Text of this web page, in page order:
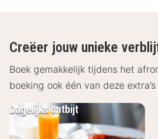
hotel zijn iconische
Brandenburger Tor,
toren goed bereikbaar. Ook de
hippe gebied rondom
korte afstand. Voor een avondje
theaters, bars en restaurants in
Creëer jouw unieke
Boek gemakkelijk tijdens het
boeking ook één van deze
Dagelijks ontbijt